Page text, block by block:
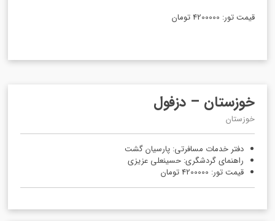
قیمت تور: 4200000 تومان
خوزستان – دزفول
خوزستان
دفتر خدمات مسافرتی: پارسیان گشت
راهنمای گردشگری: حسینعلی عزیزی
قیمت تور: 4200000 تومان